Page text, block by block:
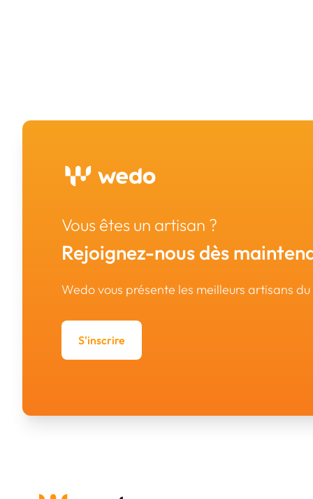
Vous êtes un artisan ?
Rejoignez-nous dès
Wedo vous présente les meilleurs artisans
S'inscrire